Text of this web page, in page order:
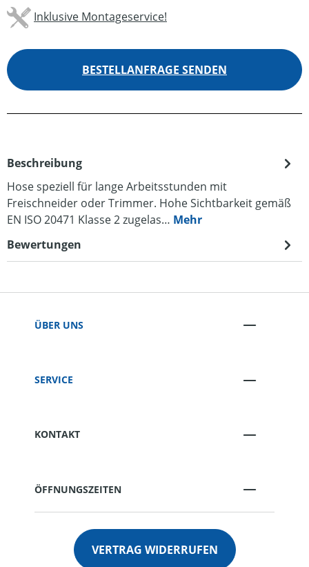
Inklusive Montageservice!
BESTELLANFRAGE SENDEN
Beschreibung
Hose speziell für lange Arbeitsstunden mit
Freischneider oder Trimmer. Hohe Sichtbarkeit gemäß
EN ISO 20471 Klasse 2 zugelas… Mehr
Bewertungen
ÜBER UNS
SERVICE
KONTAKT
ÖFFNUNGSZEITEN
VERTRAG WIDERRUFEN